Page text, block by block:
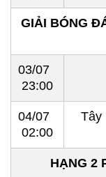
GIẢI BÓNG
03/07
23:00
04/07
02:00
Tây
HẠNG 2